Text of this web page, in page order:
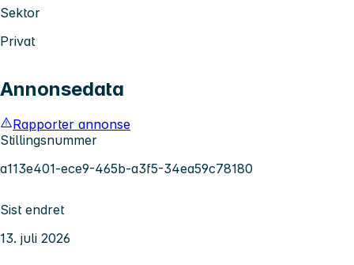
Sektor
Privat
Annonsedata
Rapporter annonse
Stillingsnummer
a113e401-ece9-465b-a3f5-34ea59c78180
Sist endret
13. juli 2026